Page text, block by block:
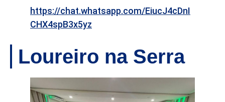
https://chat.whatsapp.com/EiucJ4cDnI
CHX4spB3x5yz
Loureiro na Serra